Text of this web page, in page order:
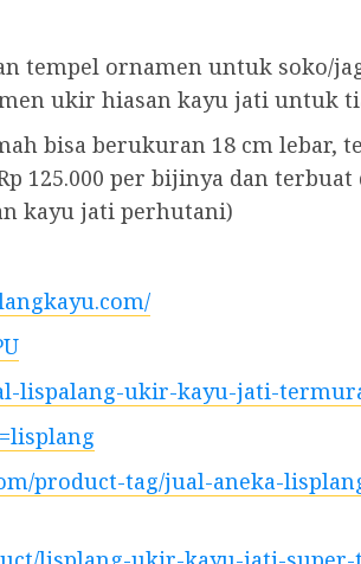
tempel ornamen untuk soko/
ukir hiasan kayu jati untuk
bisa berukuran 18 cm lebar,
125.000 per bijinya dan
kayu jati perhutani)
lispalang-ukir-kayu-jati-
product-tag/jual-aneka-